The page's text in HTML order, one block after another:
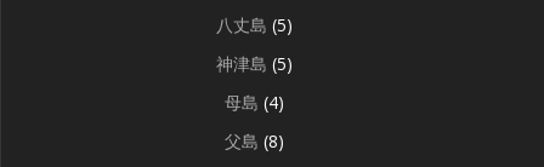
八丈島 (5)
神津島 (5)
母島 (4)
父島 (8)